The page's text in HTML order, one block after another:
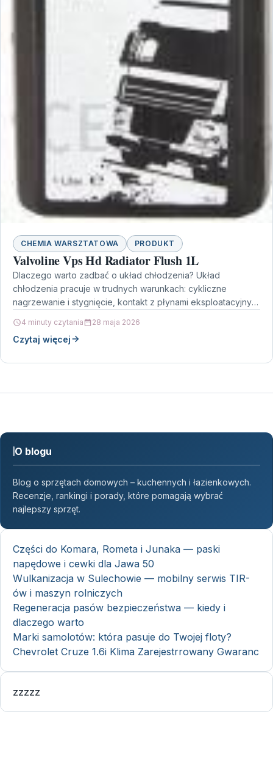
CHEMIA WARSZTATOWA PRODUKT
Valvoline Vps Hd Radiator Flush 1L
Dlaczego warto zadbać o układ chłodzenia? Układ
chłodzenia pracuje w trudnych warunkach: cykliczne
nagrzewanie i stygnięcie, kontakt z płynami eksploatacyjnymi
4 minuty czytania 28 maja 2026
Czytaj więcej
O blogu
Blog o sprzętach domowych – kuchennych i łazienkowych.
Recenzje, rankingi i porady, które pomagają wybrać
najlepszy sprzęt.
Części do Komara, Rometa i Junaka — paski
napędowe i cewki dla Jawa 50
Wulkanizacja w Sulechowie — mobilny serwis TIR-
ów i maszyn rolniczych
Regeneracja pasów bezpieczeństwa — kiedy i
dlaczego warto
Marki samolotów: która pasuje do Twojej floty?
Chevrolet Cruze 1.6i Klima Zarejestrrowany Gwaranc
zzzzz